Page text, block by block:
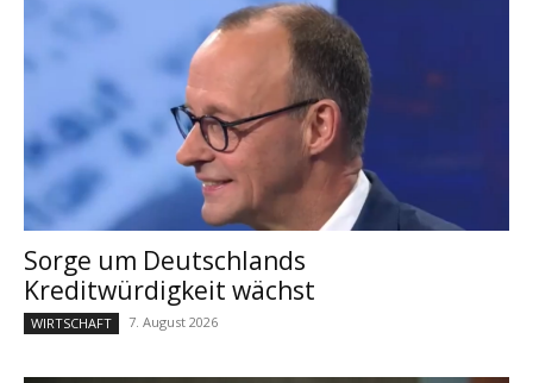
Sorge um Deutschlands
Kreditwürdigkeit wächst
WIRTSCHAFT 7. August 2026